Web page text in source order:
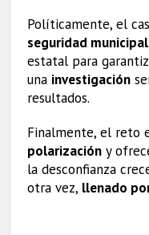
Políticamente, el
seguridad municipal
estatal para
una investigación
resultados.
Finalmente, el reto
polarizacióny
la desconfianza
otra vez, llenado